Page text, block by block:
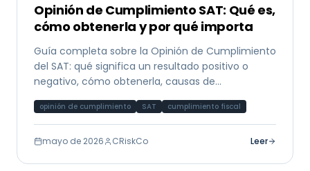
Opinión de Cumplimiento SAT: Qué es,
cómo obtenerla y por qué importa
Guía completa sobre la Opinión de Cumplimiento
del SAT: qué significa un resultado positivo o
negativo, cómo obtenerla, causas de
opinión de cumplimiento SAT cumplimiento fiscal
mayo de 2026 CRiskCo Leer